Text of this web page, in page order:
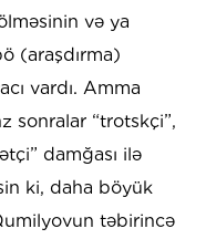
və ya
(araşdırma)
vardı. Amma
sonralar “trotskçi”,
damğası ilə
ki, daha böyük
təbirincə